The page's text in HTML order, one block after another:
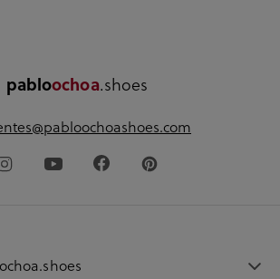
pabloochoa.shoes